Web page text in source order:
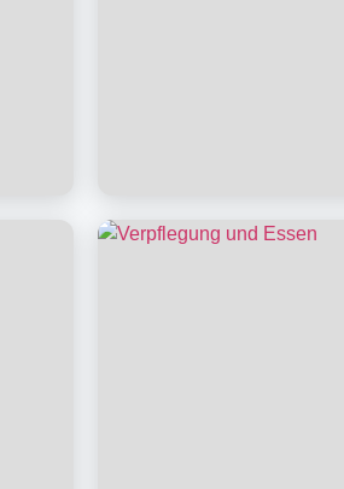
Platzordnung &